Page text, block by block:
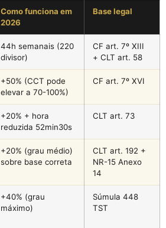
Como funciona em
2026
Base legal
44h semanais (220
divisor)
CF art. 7º XIII
+ CLT art. 58
+50% (CCT pode
elevar a 70-100%)
CF art. 7º XVI
+20% + hora
reduzida 52min30s
CLT art. 73
+20% (grau médio)
sobre base correta
CLT art. 192 +
NR-15 Anexo
14
+40% (grau
máximo)
Súmula 448
TST